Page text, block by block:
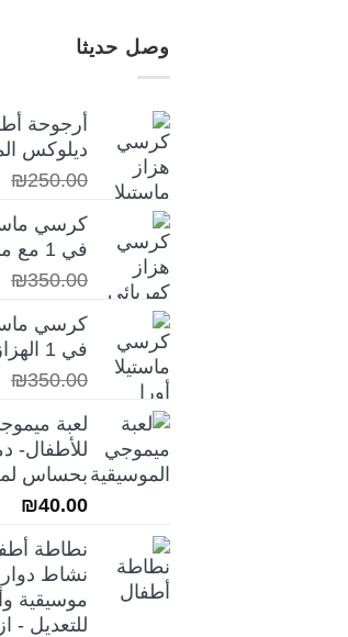
وصل حديثا
أرجوحة
ديلوكس
₪250.00
في 1 مع مستشعر حركة - بيج
₪350.00
في 1 الهزاز للأطفال
₪350.00
لعبة
للأطفال-
بحساس
₪40.00
موسيقية
للتعديل -